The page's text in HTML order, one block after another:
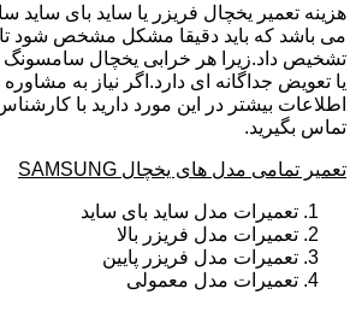
هزینه تعمیر یخچال فریزر یا ساید بای
می باشد که باید دقیقا مشکل مشخص شود تا
تشخیص داد.زیرا هر خرابی یخچال سامسونگ
یا تعویض جداگانه ای دارد.اگر نیاز به
اطلاعات بیشتر در این مورد دارید با
تماس بگیرید.
تعمیر تمامی مدل های یخچال SAMSUNG
تعمیرات مدل ساید بای ساید
تعمیرات مدل فریزر بالا
تعمیرات مدل فریزر پایین
تعمیرات مدل معمولی